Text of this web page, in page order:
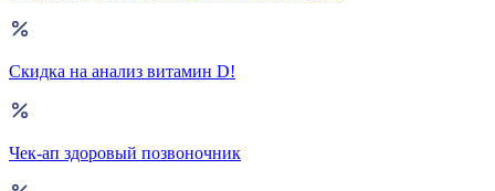
Скидка на анализ витамин D!
Чек-ап здоровый позвоночник